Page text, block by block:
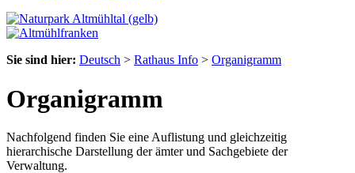
Sie sind hier: Deutsch > Rathaus Info > Organigramm
Organigramm
Nachfolgend finden Sie eine Auflistung und gleichzeitig
hierarchische Darstellung der ämter und Sachgebiete der
Verwaltung.